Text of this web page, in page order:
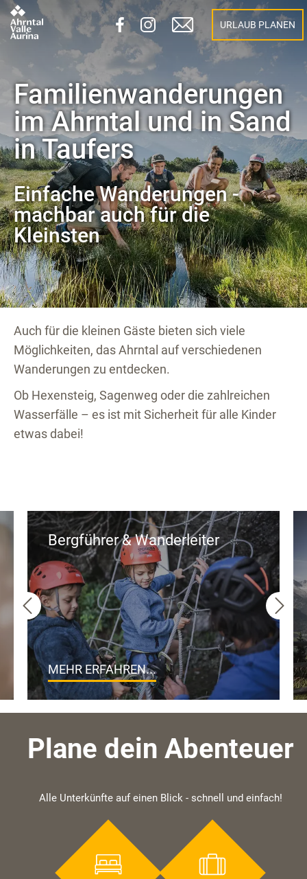
URLAUB PLANEN
Familienwanderungen
im Ahrntal und in Sand
in Taufers
Einfache Wanderungen -
machbar auch für die
Kleinsten
Auch für die kleinen Gäste bieten sich viele
Möglichkeiten, das Ahrntal auf verschiedenen
Wanderungen zu entdecken.
Ob Hexensteig, Sagenweg oder die zahlreichen
Wasserfälle – es ist mit Sicherheit für alle Kinder
etwas dabei!
Bergführer & Wanderleiter
MEHR ERFAHREN...
Plane dein Abenteuer
Alle Unterkünfte auf einen Blick - schnell und einfach!